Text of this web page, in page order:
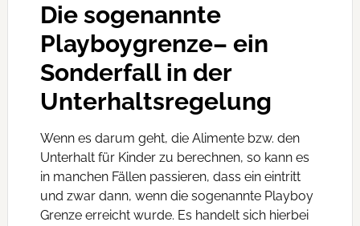
Die sogenannte
Playboygrenze– ein
Sonderfall in der
Unterhaltsregelung
Wenn es darum geht, die Alimente bzw. den
Unterhalt für Kinder zu berechnen, so kann es
in manchen Fällen passieren, dass ein eintritt
und zwar dann, wenn die sogenannte Playboy
Grenze erreicht wurde. Es handelt sich hierbei